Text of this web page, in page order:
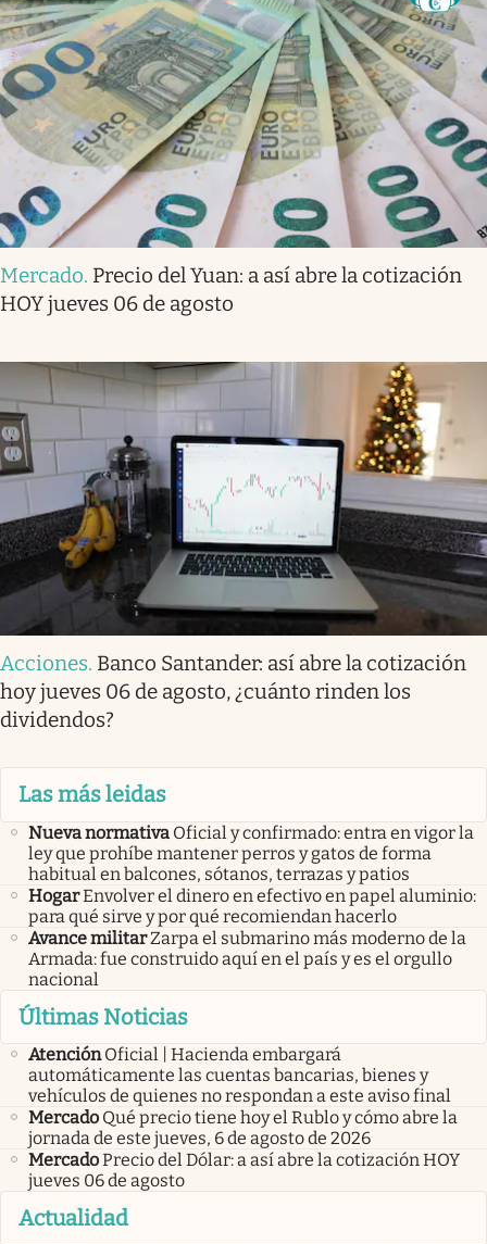
Mercado. Precio del Yuan: a así abre la cotización
HOY jueves 06 de agosto
Acciones. Banco Santander: así abre la cotización
hoy jueves 06 de agosto, ¿cuánto rinden los
dividendos?
Las más leidas
Nueva normativa Oficial y confirmado: entra en vigor la
ley que prohíbe mantener perros y gatos de forma
habitual en balcones, sótanos, terrazas y patios
HogarEnvolver el dinero en efectivo en papel aluminio:
para qué sirve y por qué recomiendan hacerlo
Avance militar Zarpa el submarino más moderno de la
Armada: fue construido aquí en el país y es el orgullo
nacional
Últimas Noticias
Atención Oficial | Hacienda embargará
automáticamente las cuentas bancarias, bienes y
vehículos de quienes no respondan a este aviso final
Mercado Qué precio tiene hoy el Rublo y cómo abre la
jornada de este jueves, 6 de agosto de 2026
MercadoPrecio del Dólar: a así abre la cotización HOY
jueves 06 de agosto
Actualidad